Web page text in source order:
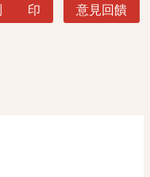
印 意見回饋